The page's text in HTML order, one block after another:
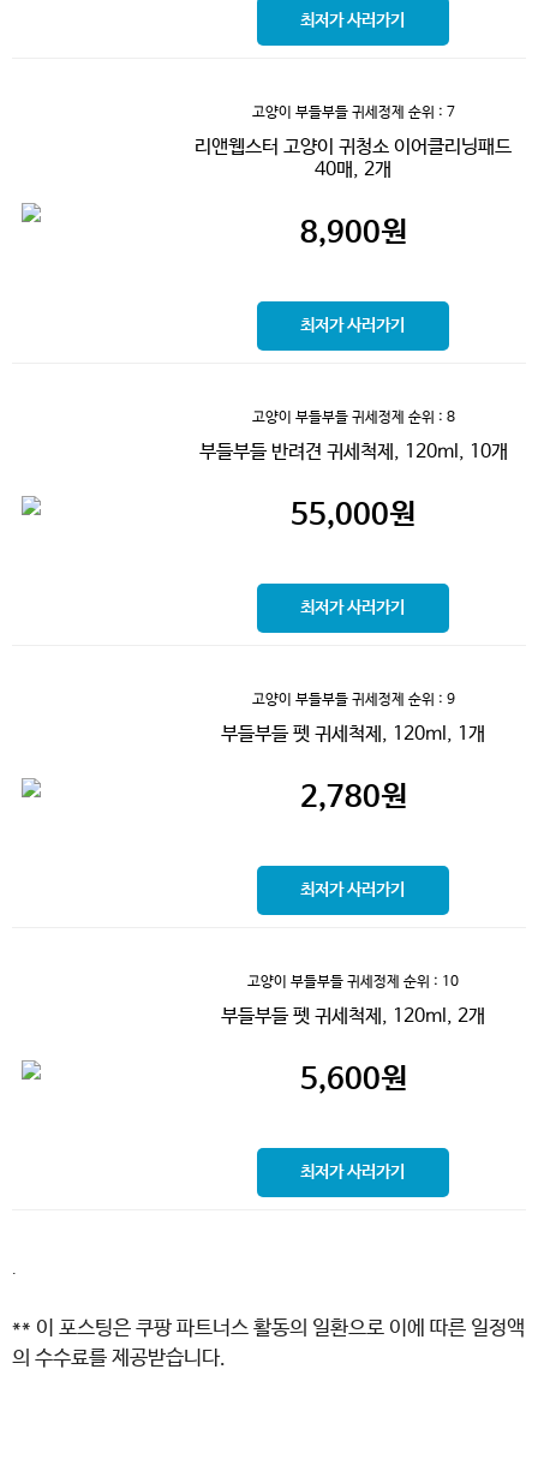
최저가 사러가기
고양이 부들부들 귀세정제 순위 : 7
리앤웹스터 고양이 귀청소 이어클리닝패드
40매, 2개
8,900원
최저가 사러가기
고양이 부들부들 귀세정제 순위 : 8
부들부들 반려견 귀세척제, 120ml, 10개
55,000원
최저가 사러가기
고양이 부들부들 귀세정제 순위 : 9
부들부들 펫 귀세척제, 120ml, 1개
2,780원
최저가 사러가기
고양이 부들부들 귀세정제 순위 : 10
부들부들 펫 귀세척제, 120ml, 2개
5,600원
최저가 사러가기
.
** 이 포스팅은 쿠팡 파트너스 활동의 일환으로 이에 따른 일정액
의 수수료를 제공받습니다.